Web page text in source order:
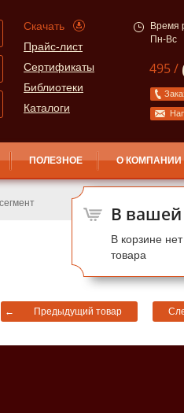
Скачать
Прайс-лист
Сертификаты
Библиотеки
Каталоги
Время
Пн-Вс
495 /
ПОЛЕЗНОЕ О КОМПАНИИ
В вашей
В корзине
товара
← Предыдущий товар